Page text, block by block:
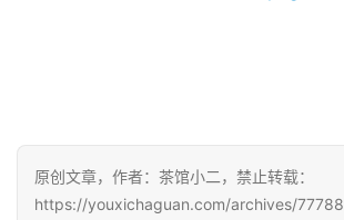
原创文章，作者：茶馆小二，禁止转载：
https://youxichaguan.com/archives/77788